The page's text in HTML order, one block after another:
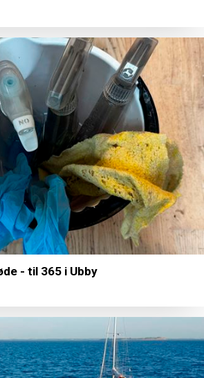
- til 365 i Ubby